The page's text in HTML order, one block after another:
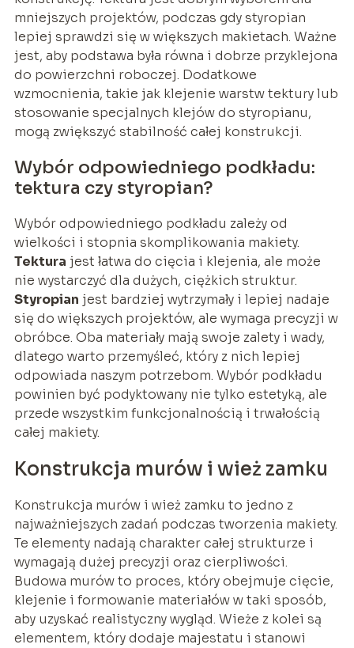
mniejszych projektów, podczas gdy styropian
lepiej sprawdzi się w większych makietach. Ważne
jest, aby podstawa była równa i dobrze przyklejona
do powierzchni roboczej. Dodatkowe
wzmocnienia, takie jak klejenie warstw tektury lub
stosowanie specjalnych klejów do styropianu,
mogą zwiększyć stabilność całej konstrukcji.
Wybór odpowiedniego podkładu:
tektura czy styropian?
Wybór odpowiedniego podkładu zależy od
wielkości i stopnia skomplikowania makiety.
Tektura jest łatwa do cięcia i klejenia, ale może
nie wystarczyć dla dużych, ciężkich struktur.
Styropian jest bardziej wytrzymały i lepiej nadaje
się do większych projektów, ale wymaga precyzji w
obróbce. Oba materiały mają swoje zalety i wady,
dlatego warto przemyśleć, który z nich lepiej
odpowiada naszym potrzebom. Wybór podkładu
powinien być podyktowany nie tylko estetyką, ale
przede wszystkim funkcjonalnością i trwałością
całej makiety.
Konstrukcja murów i wież zamku
Konstrukcja murów i wież zamku to jedno z
najważniejszych zadań podczas tworzenia makiety.
Te elementy nadają charakter całej strukturze i
wymagają dużej precyzji oraz cierpliwości.
Budowa murów to proces, który obejmuje cięcie,
klejenie i formowanie materiałów w taki sposób,
aby uzyskać realistyczny wygląd. Wieże z kolei są
elementem, który dodaje majestatu i stanowi